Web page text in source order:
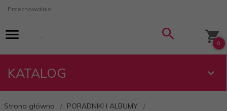
Przechowalnia
0
KATALOG
Strona główna PORADNIKI I ALBUMY